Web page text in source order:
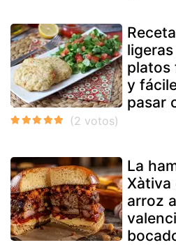
platos
y
pasar
La
Xàtiva
arroz